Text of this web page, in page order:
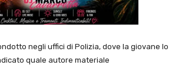
negli uffici di Polizia, dove la giovane lo
quale autore materiale